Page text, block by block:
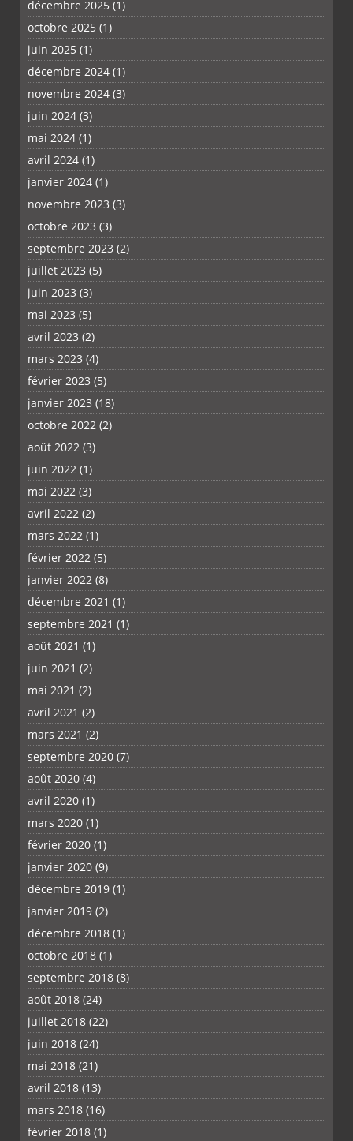
PLUS
décembre 2025 (1)
octobre 2025 (1)
juin 2025 (1)
décembre 2024 (1)
novembre 2024 (3)
juin 2024 (3)
mai 2024 (1)
avril 2024 (1)
janvier 2024 (1)
novembre 2023 (3)
octobre 2023 (3)
septembre 2023 (2)
juillet 2023 (5)
juin 2023 (3)
mai 2023 (5)
avril 2023 (2)
mars 2023 (4)
février 2023 (5)
janvier 2023 (18)
octobre 2022 (2)
août 2022 (3)
juin 2022 (1)
mai 2022 (3)
avril 2022 (2)
mars 2022 (1)
février 2022 (5)
janvier 2022 (8)
décembre 2021 (1)
septembre 2021 (1)
août 2021 (1)
juin 2021 (2)
mai 2021 (2)
avril 2021 (2)
mars 2021 (2)
septembre 2020 (7)
août 2020 (4)
avril 2020 (1)
mars 2020 (1)
février 2020 (1)
janvier 2020 (9)
décembre 2019 (1)
janvier 2019 (2)
décembre 2018 (1)
octobre 2018 (1)
septembre 2018 (8)
août 2018 (24)
juillet 2018 (22)
juin 2018 (24)
mai 2018 (21)
avril 2018 (13)
mars 2018 (16)
février 2018 (1)